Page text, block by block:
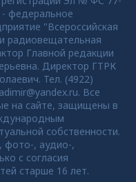
- федеральное
"Всероссийская
радиовещательная
Главной редакции
Директор ГТРК
Тел. (4922)
Все
на сайте, защищены в
собственности.
фото-, аудио-,
с согласия
старше 16 лет.